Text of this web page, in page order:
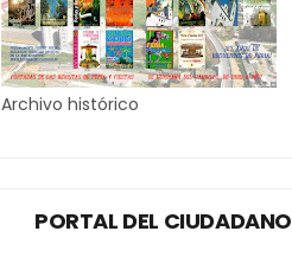
Archivo histórico
PORTAL DEL CIUDADANO